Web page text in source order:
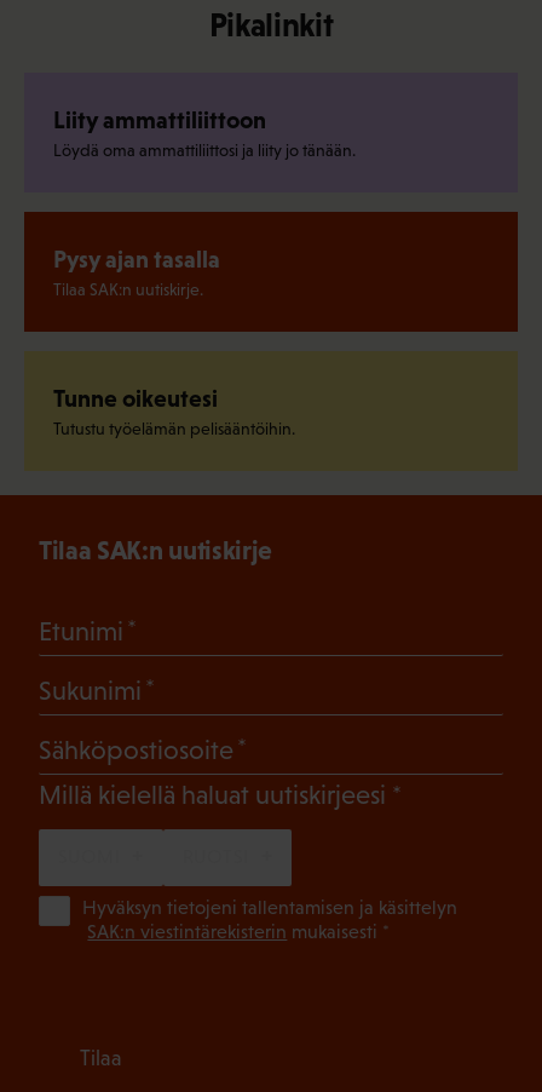
Pikalinkit
Liity ammattiliittoon
Löydä oma ammattiliittosi ja liity jo tänään.
Pysy ajan tasalla
Tilaa SAK:n uutiskirje.
Tunne oikeutesi
Tutustu työelämän pelisääntöihin.
Tilaa SAK:n uutiskirje
Etunimi
Sukunimi
Sähköpostiosoite
Millä kielellä haluat uutiskirjeesi (Pakollinen)
Hyväksyn tietojeni tallentamisen ja käsittelyn
SAK:n viestintärekisterin mukaisesti *
Tilaa